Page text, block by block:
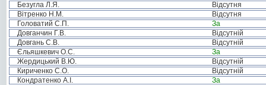
Безугла Л.Я.
Відсутня
Вітренко Н.М.
Відсутня
Головатий С.П.
За
Довганчин Г.В.
Відсутній
Довгань С.В.
Відсутній
Єльяшкевич О.С.
За
Жердицький В.Ю.
Відсутній
Кириченко С.О.
Відсутній
Кондратенко А.І.
За